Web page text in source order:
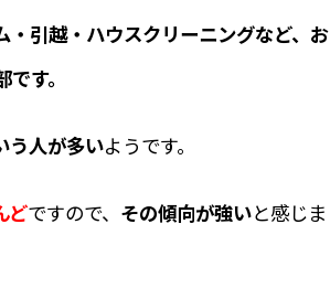
引越・ハウスクリーニングなど、お
す。
う人が多いようです。
どですので、 その傾向が強いと感じま